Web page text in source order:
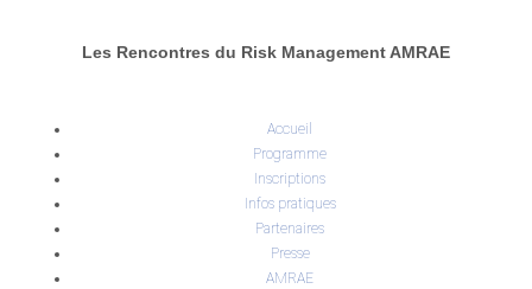
Les Rencontres du Risk Management AMRAE
Accueil
Programme
Inscriptions
Infos pratiques
Partenaires
Presse
AMRAE